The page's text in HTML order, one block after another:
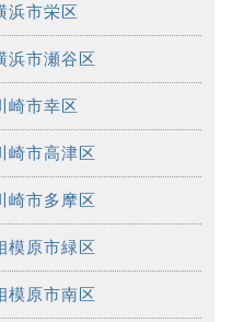
浜市栄区
浜市瀬谷区
崎市幸区
崎市高津区
崎市多摩区
模原市緑区
模原市南区